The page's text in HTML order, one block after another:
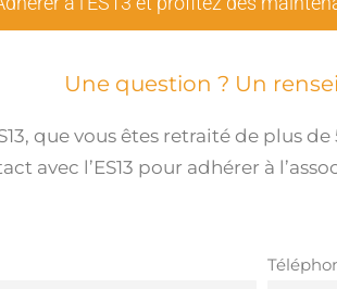
Une question ? Un
que vous êtes retraité de plus
avec l’ES13 pour adhérer à